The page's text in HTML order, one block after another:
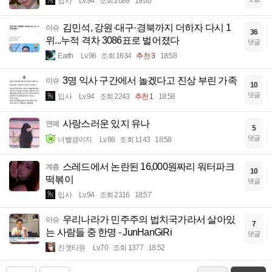
이슈 김민석, 강원·대구·경북까지 더하자 다시 1
위...누적 격차 3086표로 벌어졌다
Earth Lv.96 조회 1634 추천 3 18:58
36
댓글
이슈 3명 익사 구간에서 놀겠다고 진상 부린 가족
입사 Lv.94 조회 2243 추천 1 18:58
10
댓글
연예 사랑스러운 있지 유나
너빨갱이지 Lv.86 조회 1143 18:58
5
댓글
계층 스레드에서 논란된 16,000원짜리 워터파크
떡볶이
입사 Lv.94 조회 2316 18:57
10
댓글
이슈 우리나라가 민주주의 법치국가라서 살아있
는 사람들 중 한명 - JunHanGiRi
진겟타원 Lv.70 조회 1377 18:52
7
댓글